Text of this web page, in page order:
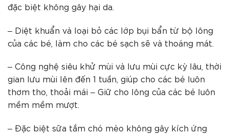
đặc biệt không gây hại da.
– Diệt khuẩn và loại bỏ các lớp bụi bẩn từ bộ lông
của các bé, làm cho các bé sạch sẽ và thoáng mát.
– Công nghệ siêu khử mùi và lưu mùi cực kỳ lâu, thời
gian lưu mùi lên đến 1 tuần, giúp cho các bé luôn
thơm tho, thoải mái – Giữ cho lông của các bé luôn
mềm mềm mượt.
– Đặc biệt sữa tắm chó mèo không gây kích ứng